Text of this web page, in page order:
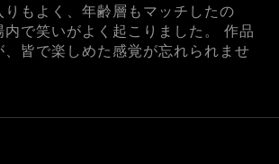
もよく、年齢層もマッチしたの
で笑いがよく起こりました。 作品
、皆で楽しめた感覚が忘れられませ